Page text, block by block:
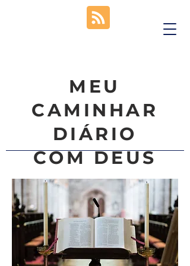
MEU
CAMINHAR
DIÁRIO
COM DEUS